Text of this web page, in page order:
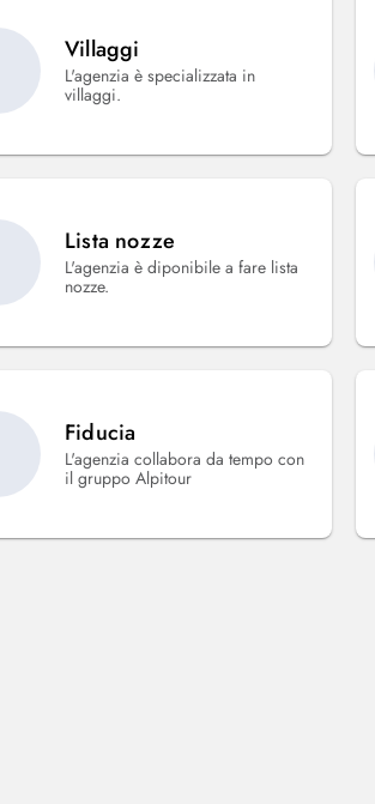
Villaggi
L'agenzia è specializzata in
villaggi.
Lista nozze
L'agenzia è diponibile a fare lista
nozze.
Fiducia
L'agenzia collabora da tempo con
il gruppo Alpitour